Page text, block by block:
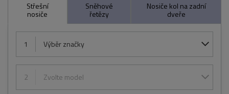
Střešní
nosiče
Sněhové
řetězy
Nosiče kol na zadní
dveře
1 Výběr značky
2 Zvolte model